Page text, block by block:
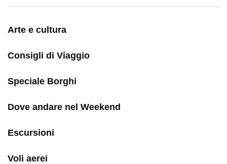
Arte e cultura
Consigli di Viaggio
Speciale Borghi
Dove andare nel Weekend
Escursioni
Voli aerei